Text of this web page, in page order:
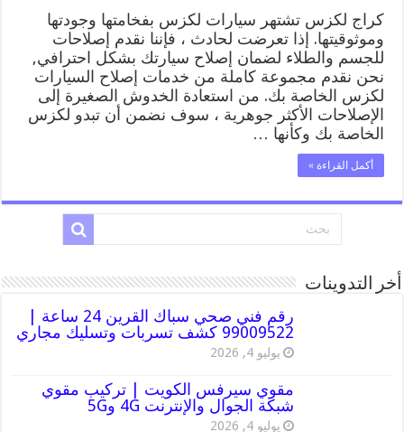
كراج لكزس تشتهر سيارات لكزس بفخامتها وجودتها
وموثوقيتها. إذا تعرضت لحادث ، فإننا نقدم إصلاحات
للجسم والطلاء لضمان إصلاح سيارتك بشكل احترافي,
نحن نقدم مجموعة كاملة من خدمات إصلاح السيارات
لكزس الخاصة بك. من استعادة الخدوش الصغيرة إلى
الإصلاحات الأكثر جوهرية ، سوف نضمن أن تبدو لكزس
الخاصة بك وكأنها …
أكمل القراءة »
أخر التدوينات
رقم فني صحي سباك القرين 24 ساعة |
99009522 كشف تسربات وتسليك مجاري
يوليو 4, 2026
مقوي سيرفس الكويت | تركيب مقوي
شبكة الجوال والإنترنت 4G و5G
يوليو 4, 2026